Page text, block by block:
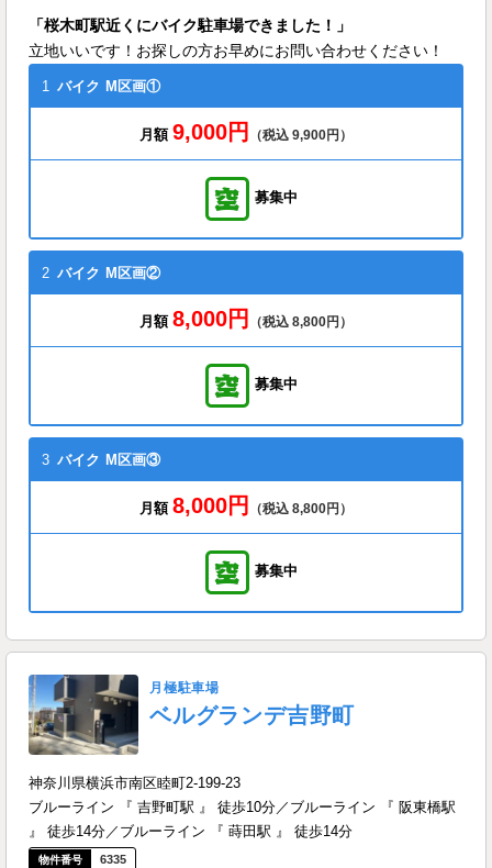
「桜木町駅近くにバイク駐車場できました！」
立地いいです！お探しの方お早めにお問い合わせください！
1 バイク M区画①
月額 9,000円 （税込 9,900円）
募集中
2 バイク M区画②
月額 8,000円 （税込 8,800円）
募集中
3 バイク M区画③
月額 8,000円 （税込 8,800円）
募集中
月極駐車場
ベルグランデ吉野町
神奈川県横浜市南区睦町2-199-23
ブルーライン 『 吉野町駅 』 徒歩10分／ブルーライン 『 阪東橋駅
』 徒歩14分／ブルーライン 『 蒔田駅 』 徒歩14分
6335